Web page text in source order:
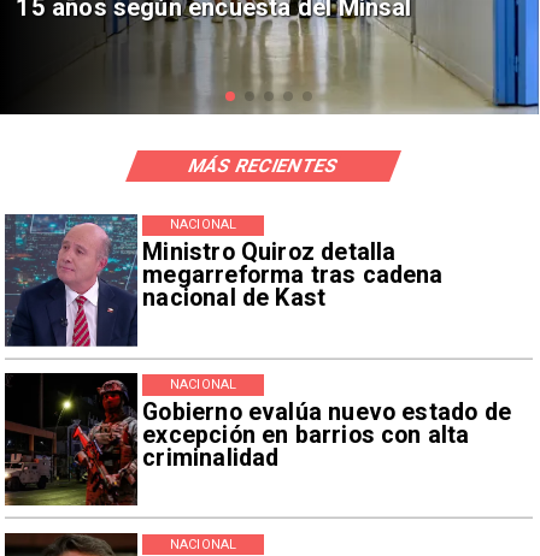
Sebastián Piñera con inversión de $4
mil millones
Ministro Quiroz detalla
megarreforma tras cadena
nacional de Kast
NACIONAL
Gobierno evalúa nuevo estado de
excepción en barrios con alta
criminalidad
NACIONAL
NACIONAL
MÁS RECIENTES